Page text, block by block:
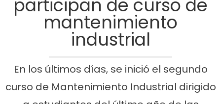
participan de curso de
mantenimiento
industrial
En los últimos días, se inició el segundo
curso de Mantenimiento Industrial dirigido